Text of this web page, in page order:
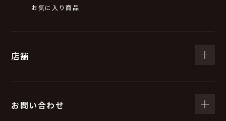
お気に入り商品
店舗
お問い合わせ